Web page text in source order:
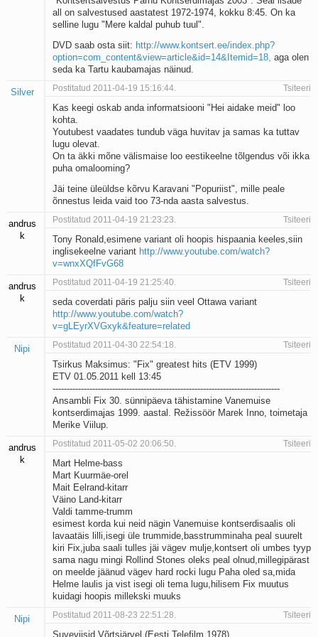
all on salvestused aastatest 1972-1974, kokku 8:45. On ka
selline lugu "Mere kaldal puhub tuul".
DVD saab osta siit: http://www.kontsert.ee/index.php?
option=com_content&view=article&id=14&Itemid=18, aga olen
seda ka Tartu kaubamajas näinud.
Silver Postitatud 2011-04-19 15:16:44. Tsiteeri
Kas keegi oskab anda informatsiooni "Hei aidake meid" loo
kohta.
Youtubest vaadates tundub väga huvitav ja samas ka tuttav
lugu olevat.
On ta äkki mõne välismaise loo eestikeelne tõlgendus või ikka
puha omalooming?
Jäi teine üleüldse kõrvu Karavani "Popuriist", mille peale
õnnestus leida vaid too 73-nda aasta salvestus.
andrus
k
Postitatud 2011-04-19 21:23:23. Tsiteeri
Tony Ronald,esimene variant oli hoopis hispaania keeles,siin
inglisekeelne variant http://www.youtube.com/watch?
v=wnxXQfFvG68
andrus
k
Postitatud 2011-04-19 21:25:40. Tsiteeri
seda coverdati päris palju siin veel Ottawa variant
http://www.youtube.com/watch?
v=gLEyrXVGxyk&feature=related
Nipi Postitatud 2011-04-30 22:54:18. Tsiteeri
Tsirkus Maksimus: "Fix" greatest hits (ETV 1999)
ETV 01.05.2011 kell 13:45
--------------------------------------------------------------------------------
Ansambli Fix 30. sünnipäeva tähistamine Vanemuise
kontserdimajas 1999. aastal. Režissöör Marek Inno, toimetaja
Merike Viilup.
andrus
k
Postitatud 2011-05-02 20:06:50. Tsiteeri
Mart Helme-bass
Mart Kuurmäe-orel
Mait Eelrand-kitarr
Väino Land-kitarr
Valdi tamme-trumm
esimest korda kui neid nägin Vanemuise kontserdisaalis oli
lavaatäis lilli,isegi üle trummide,basstrumminaha peal suurelt
kiri Fix,juba saali tulles jäi vägev mulje,kontsert oli umbes tyyp
sama nagu mingi Rollind Stones oleks peal olnud,millegipärast
on meelde jäänud vägev hard rocki lugu Paha oled sa,mida
Helme laulis ja vist isegi oli tema lugu,hilisem Fix muutus
kuidagi hoopis millekski muuks
Nipi Postitatud 2011-08-23 22:51:28. Tsiteeri
Suveviisid Võrtsjärvel (Eesti Telefilm 1978)